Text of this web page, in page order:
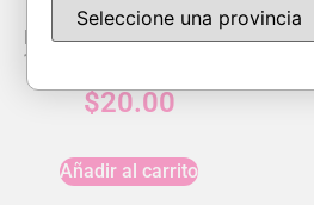
Fashion Case for iPhone
12 Pro Max / 13 Pro Max
$20.00
Añadir al carrito